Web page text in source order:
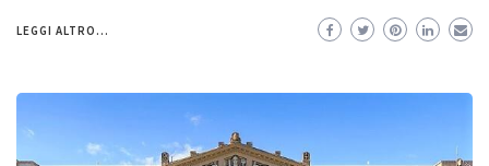
LEGGI ALTRO...